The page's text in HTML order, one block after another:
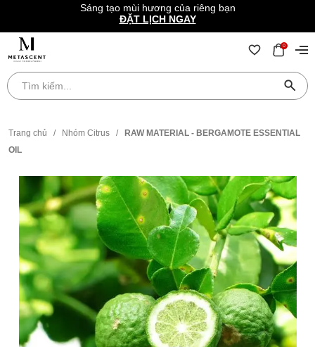
Sáng tạo mùi hương của riêng bạn
ĐẶT LỊCH NGAY
0
Trang chủ / Nhóm Citrus /
RAW MATERIAL - BERGAMOTE ESSENTIAL
OIL